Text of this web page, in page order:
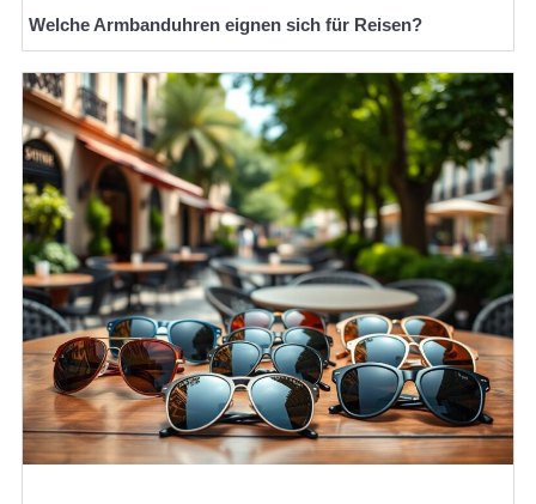
Welche Armbanduhren eignen sich für Reisen?